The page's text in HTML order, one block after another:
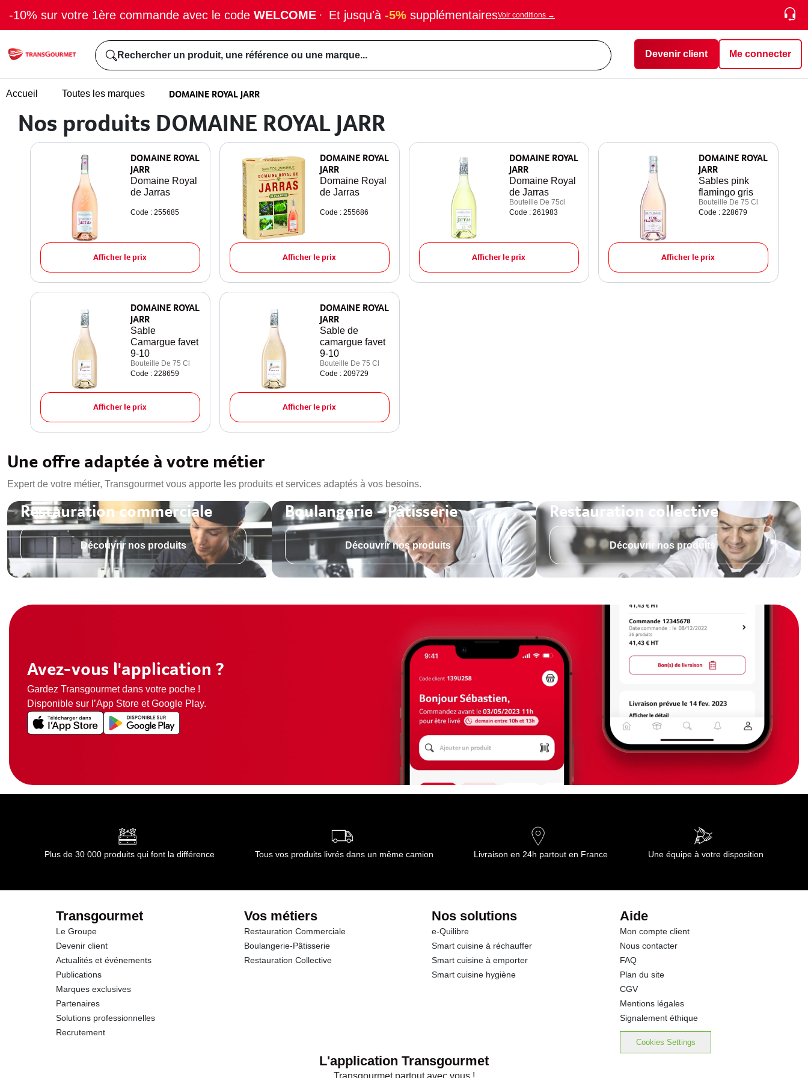
-10% sur votre 1ère commande avec le code WELCOME · Et jusqu'à -5% supplémentairesVoir conditions →
Rechercher un produit, une référence ou une marque... Devenir client Me connecter
Accueil Toutes les marques DOMAINE ROYAL JARR
Nos produits DOMAINE ROYAL JARR
DOMAINE ROYAL
JARR
Domaine Royal
de Jarras
Code : 255685
Afficher le prix
DOMAINE ROYAL
JARR
Domaine Royal
de Jarras
Code : 255686
Afficher le prix
DOMAINE ROYAL
JARR
Domaine Royal
de Jarras
Bouteille De 75cl
Code : 261983
Afficher le prix
DOMAINE ROYAL
JARR
Sables pink
flamingo gris
Bouteille De 75 Cl
Code : 228679
Afficher le prix
DOMAINE ROYAL
JARR
Sable
Camargue favet
9-10
Bouteille De 75 Cl
Code : 228659
Afficher le prix
DOMAINE ROYAL
JARR
Sable de
camargue favet
9-10
Bouteille De 75 Cl
Code : 209729
Afficher le prix
Une offre adaptée à votre métier
Expert de votre métier, Transgourmet vous apporte les produits et services adaptés à vos besoins.
Restauration commerciale
Découvrir nos produits
Boulangerie - Pâtisserie
Découvrir nos produits
Restauration collective
Découvrir nos produits
Avez-vous l'application ?
Gardez Transgourmet dans votre poche !
Disponible sur l’App Store et Google Play.
Plus de 30 000 produits qui font la différence Tous vos produits livrés dans un même camion Livraison en 24h partout en France Une équipe à votre disposition
Transgourmet
Le Groupe
Devenir client
Actualités et événements
Publications
Marques exclusives
Partenaires
Solutions professionnelles
Recrutement
Vos métiers
Restauration Commerciale
Boulangerie-Pâtisserie
Restauration Collective
Nos solutions
e-Quilibre
Smart cuisine à réchauffer
Smart cuisine à emporter
Smart cuisine hygiène
Aide
Mon compte client
Nous contacter
FAQ
Plan du site
CGV
Mentions légales
Signalement éthique
Cookies Settings
L'application Transgourmet